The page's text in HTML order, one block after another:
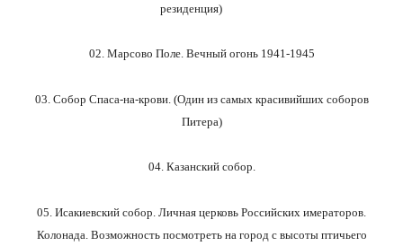
резиденция)
02. Марсово Поле. Вечный огонь 1941-1945
03. Собор Спаса-на-крови. (Один из самых красивийших соборов
Питера)
04. Казанский собор.
05. Исакиевский собор. Личная церковь Российских имераторов.
Колонада. Возможность посмотреть на город с высоты птичьего